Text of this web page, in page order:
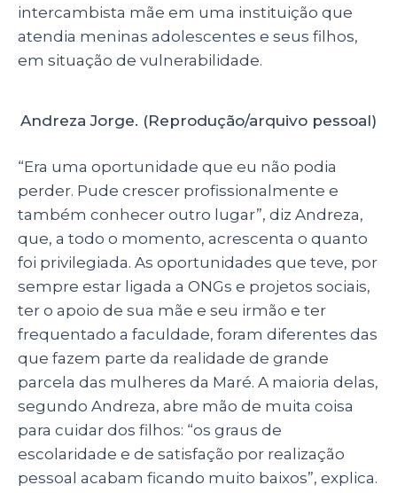
intercambista mãe em uma instituição que
atendia meninas adolescentes e seus filhos,
em situação de vulnerabilidade.
Andreza Jorge. (Reprodução/arquivo pessoal)
“Era uma oportunidade que eu não podia
perder. Pude crescer profissionalmente e
também conhecer outro lugar”, diz Andreza,
que, a todo o momento, acrescenta o quanto
foi privilegiada. As oportunidades que teve, por
sempre estar ligada a ONGs e projetos sociais,
ter o apoio de sua mãe e seu irmão e ter
frequentado a faculdade, foram diferentes das
que fazem parte da realidade de grande
parcela das mulheres da Maré. A maioria delas,
segundo Andreza, abre mão de muita coisa
para cuidar dos filhos: “os graus de
escolaridade e de satisfação por realização
pessoal acabam ficando muito baixos”, explica.